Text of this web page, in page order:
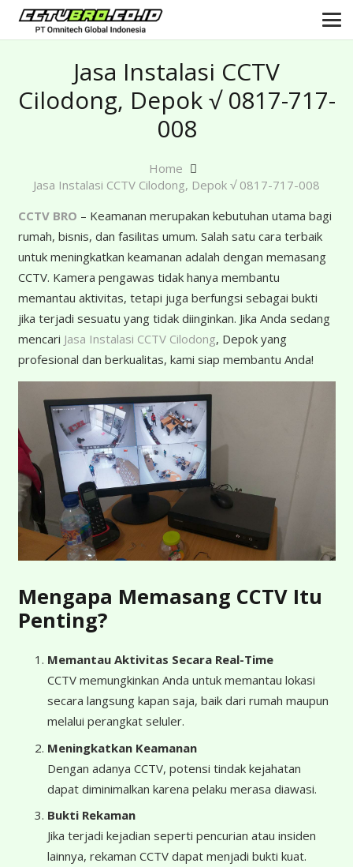
Jasa Instalasi CCTV
Cilodong, Depok √ 0817-717-
008
Home
Jasa Instalasi CCTV Cilodong, Depok √ 0817-717-008
CCTV BRO – Keamanan merupakan kebutuhan utama bagi
rumah, bisnis, dan fasilitas umum. Salah satu cara terbaik
untuk meningkatkan keamanan adalah dengan memasang
CCTV. Kamera pengawas tidak hanya membantu
memantau aktivitas, tetapi juga berfungsi sebagai bukti
jika terjadi sesuatu yang tidak diinginkan. Jika Anda sedang
mencari Jasa Instalasi CCTV Cilodong, Depok yang
profesional dan berkualitas, kami siap membantu Anda!
Mengapa Memasang CCTV Itu
Penting?
Memantau Aktivitas Secara Real-Time
CCTV memungkinkan Anda untuk memantau lokasi
secara langsung kapan saja, baik dari rumah maupun
melalui perangkat seluler.
Meningkatkan Keamanan
Dengan adanya CCTV, potensi tindak kejahatan
dapat diminimalkan karena pelaku merasa diawasi.
Bukti Rekaman
Jika terjadi kejadian seperti pencurian atau insiden
lainnya, rekaman CCTV dapat menjadi bukti kuat.